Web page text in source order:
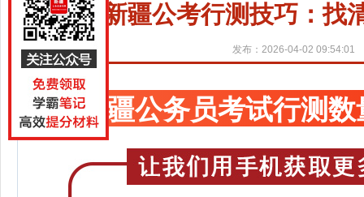
新疆公考行测技巧：找
发布：2026-04-02 09:54:01
新疆公务员考试行测